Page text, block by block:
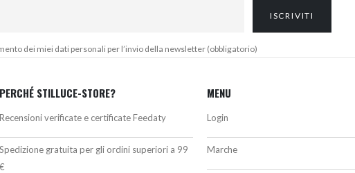
dei miei dati personali per l’invio della newsletter (obbligatorio)
PERCHÉ STILLUCE-STORE?
Recensioni verificate e certificate Feedaty
Spedizione gratuita per gli ordini superiori a 99
€
MENU
Login
Marche